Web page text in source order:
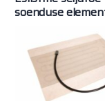
soenduse